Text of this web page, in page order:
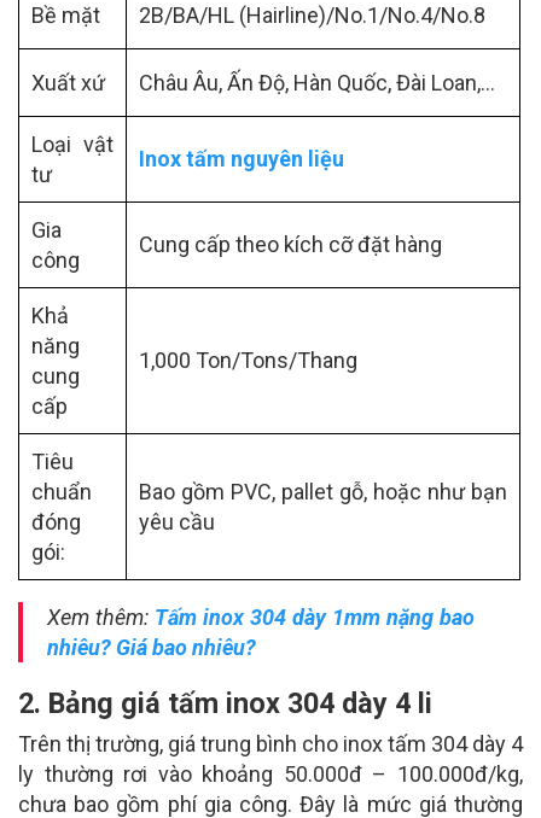
Bề mặt 2B/BA/HL (Hairline)/No.1/No.4/No.8
Xuất xứ Châu Âu, Ấn Độ, Hàn Quốc, Đài Loan,…
Loại vật
tư
Inox tấm nguyên liệu
Gia
công
Cung cấp theo kích cỡ đặt hàng
Khả
năng
cung
cấp
1,000 Ton/Tons/Thang
Tiêu
chuẩn
đóng
gói:
Bao gồm PVC, pallet gỗ, hoặc như bạn
yêu cầu
Xem thêm: Tấm inox 304 dày 1mm nặng bao
nhiêu? Giá bao nhiêu?
2. Bảng giá tấm inox 304 dày 4 li
Trên thị trường, giá trung bình cho inox tấm 304 dày 4
ly thường rơi vào khoảng 50.000đ – 100.000đ/kg,
chưa bao gồm phí gia công. Đây là mức giá thường